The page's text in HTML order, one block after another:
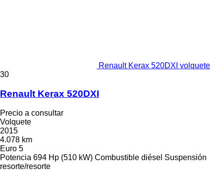
Renault Kerax 520DXI volquete
30
Renault Kerax 520DXI
Precio a consultar
Volquete
2015
4.078 km
Euro 5
Potencia 694 Hp (510 kW) Combustible diésel Suspensión
resorte/resorte